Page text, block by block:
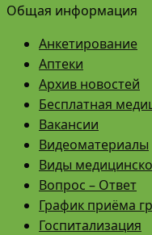
Общая информация
Анкетирование
Аптеки
Архив новостей
Бесплатная
Вакансии
Видеоматериалы
Виды
Вопрос – Ответ
График приёма
Госпитализация